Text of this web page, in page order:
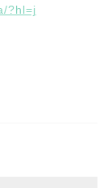
?hl=j